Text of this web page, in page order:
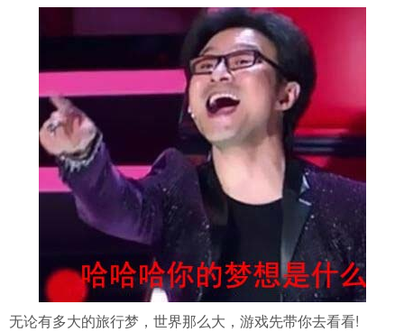
无论有多大的旅行梦，世界那么大，游戏先带你去看看!